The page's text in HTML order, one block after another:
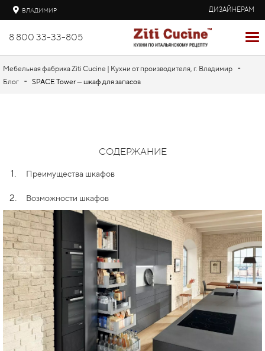
ВЛАДИМИР ДИЗАЙНЕРАМ
8 800 33-33-805
Мебельная фабрика Ziti Cucine | Кухни от производителя, г. Владимир -
Блог - SPACE Tower — шкаф для запасов
СОДЕРЖАНИЕ
1.
Преимущества шкафов
2. Возможности шкафов